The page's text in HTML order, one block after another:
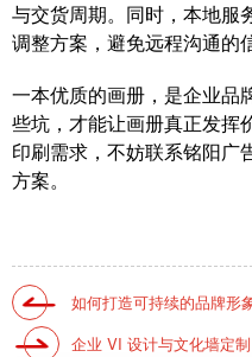
与交货周期。同时，本地服
调整方案，避免远程沟通的
一本优质的画册，是企业品
些坑，才能让画册真正发挥
印刷需求，不妨联系铭阳广
方案。
如何打造可持续的品牌形
企业 VI 设计与文化墙定